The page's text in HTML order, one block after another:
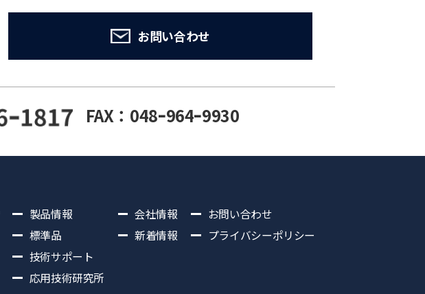
お問い合わせ
FAX：048ｰ964ｰ9930
製品情報
標準品
技術サポート
応用技術研究所
会社情報
新着情報
お問い合わせ
プライバシーポリシー